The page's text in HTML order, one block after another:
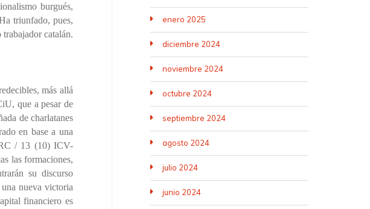
burgués,
triunfado, pues,
catalán.
más allá
que a pesar de
de charlatanes
en base a una
/ 13 (10) ICV-
las formaciones,
su discurso
nueva victoria
financiero es
enero 2025
diciembre 2024
noviembre 2024
octubre 2024
septiembre 2024
agosto 2024
julio 2024
junio 2024